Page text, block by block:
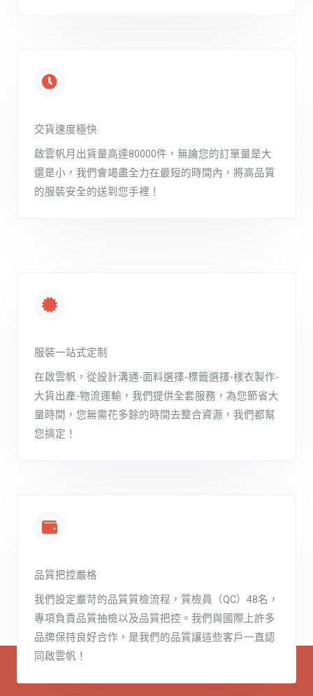
交貨速度極快
啟雲帆月出貨量高達80000件，無論您的訂單量是大
還是小，我們會竭盡全力在最短的時間內，將高品質
的服裝安全的送到您手裡！
服裝一站式定制
在啟雲帆，從設計溝通-面料選擇-標籤選擇-樣衣製作-
大貨出產-物流運輸，我們提供全套服務，為您節省大
量時間，您無需花多餘的時間去整合資源，我們都幫
您搞定！
品質把控嚴格
我們設定嚴苛的品質質檢流程，質檢員（QC）48名，
專項負責品質抽檢以及品質把控。我們與國際上許多
品牌保持良好合作，是我們的品質讓這些客戶一直認
同啟雲帆！